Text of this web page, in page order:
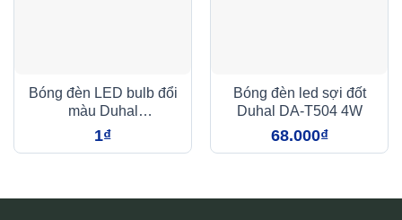
Bóng đèn LED bulb đổi
màu Duhal
SBBM0031/KBBM0031
1₫
Bóng đèn led sợi đốt
Duhal DA-T504 4W
68.000₫